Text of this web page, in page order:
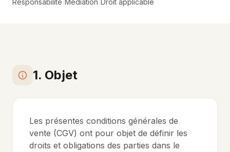
Responsabilité Médiation Droit applicable
1. Objet
Les présentes conditions générales de
vente (CGV) ont pour objet de définir les
droits et obligations des parties dans le